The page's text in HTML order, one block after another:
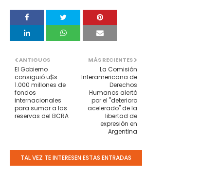
MÁS RECIENTES
La Comisión
Interamericana de
Derechos
Humanos alertó
por el "deterioro
acelerado" de la
libertad de
expresión en
Argentina
ANTIGUOS
El Gobierno
consiguió u$s
1.000 millones de
fondos
internacionales
para sumar a las
reservas del BCRA
TAL VEZ TE INTERESEN ESTAS ENTRADAS